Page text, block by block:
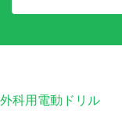
外科用電動ドリル